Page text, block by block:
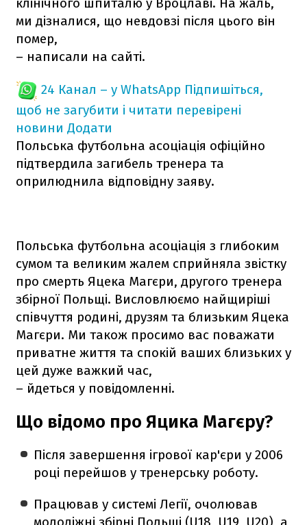
ми дізналися, що невдовзі після цього він
помер,
– написали на сайті.
24 Канал – у WhatsApp Підпишіться,
щоб не загубити і читати перевірені
новини Додати
Польська футбольна асоціація офіційно
підтвердила загибель тренера та
оприлюднила відповідну заяву.
Польська футбольна асоціація з глибоким
сумом та великим жалем сприйняла звістку
про смерть Яцека Магєри, другого тренера
збірної Польщі. Висловлюємо найщиріші
співчуття родині, друзям та близьким Яцека
Магєри. Ми також просимо вас поважати
приватне життя та спокій ваших близьких у
цей дуже важкий час,
– йдеться у повідомленні.
Що відомо про Яцика Магєру?
Після завершення ігрової кар'єри у 2006
році перейшов у тренерську роботу.
Працював у системі Легії, очолював
молодіжні збірні Польщі (U18, U19, U20), а